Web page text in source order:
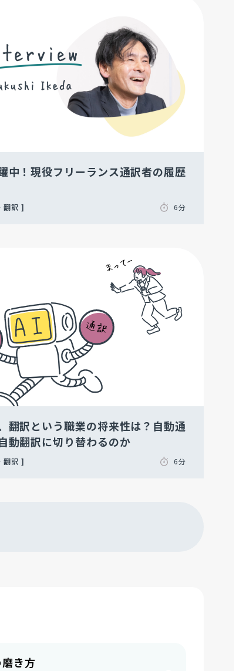
中！現役フリーランス通訳者の履歴
翻訳 6分
翻訳という職業の将来性は？自動通
動翻訳に切り替わるのか
翻訳 6分
き方